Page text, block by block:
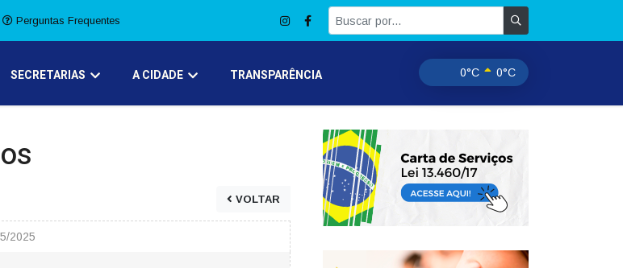
Perguntas Frequentes
0°C 0°C
SECRETARIAS A CIDADE TRANSPARÊNCIA
VOLTAR
2025